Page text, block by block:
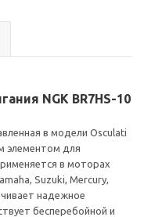
NGK BR7HS-10
в модели Osculati
элементом для
в моторах
Suzuki, Mercury,
надежное
бесперебойной и